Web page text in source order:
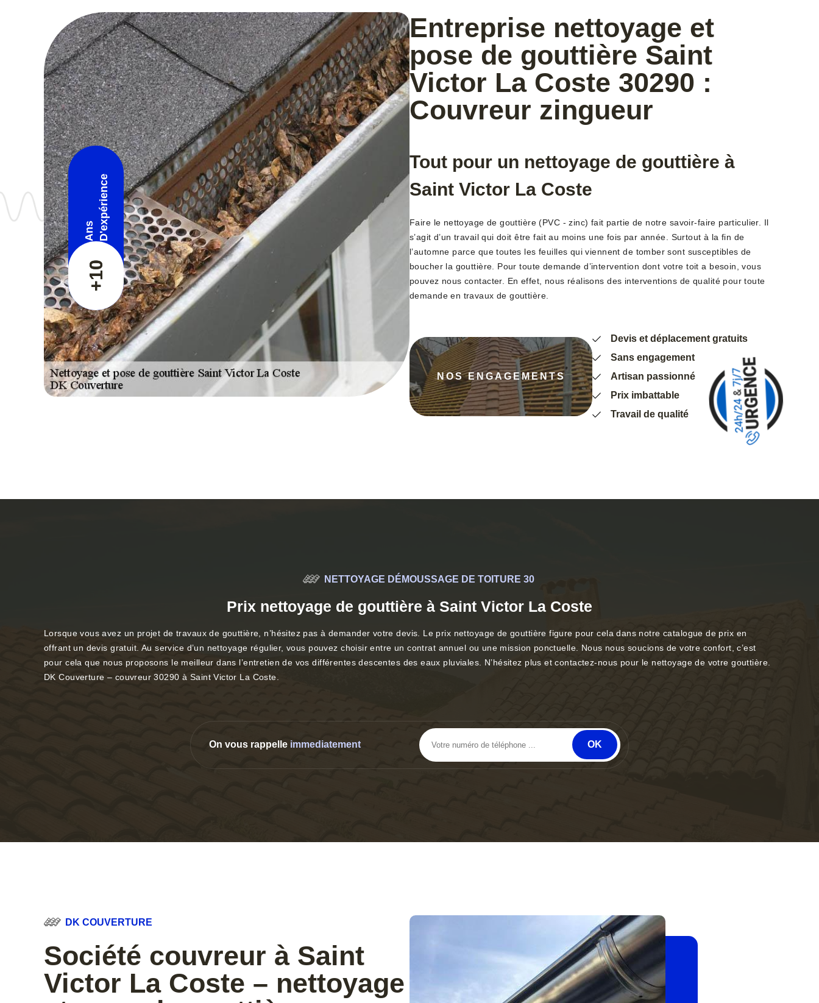
+10
Ans D'expérience
Entreprise nettoyage et
pose de gouttière Saint
Victor La Coste 30290 :
Couvreur zingueur
Tout pour un nettoyage de gouttière à
Saint Victor La Coste
Faire le nettoyage de gouttière (PVC - zinc) fait partie de notre savoir-faire particulier. Il
s’agit d’un travail qui doit être fait au moins une fois par année. Surtout à la fin de
l’automne parce que toutes les feuilles qui viennent de tomber sont susceptibles de
boucher la gouttière. Pour toute demande d’intervention dont votre toit a besoin, vous
pouvez nous contacter. En effet, nous réalisons des interventions de qualité pour toute
demande en travaux de gouttière.
NOS ENGAGEMENTS
Devis et déplacement gratuits
Sans engagement
Artisan passionné
Prix imbattable
Travail de qualité
NETTOYAGE DÉMOUSSAGE DE TOITURE 30
Prix nettoyage de gouttière à Saint Victor La Coste
Lorsque vous avez un projet de travaux de gouttière, n’hésitez pas à demander votre devis. Le prix nettoyage de gouttière figure pour cela dans notre catalogue de prix en
offrant un devis gratuit. Au service d’un nettoyage régulier, vous pouvez choisir entre un contrat annuel ou une mission ponctuelle. Nous nous soucions de votre confort, c’est
pour cela que nous proposons le meilleur dans l’entretien de vos différentes descentes des eaux pluviales. N’hésitez plus et contactez-nous pour le nettoyage de votre gouttière.
DK Couverture – couvreur 30290 à Saint Victor La Coste.
On vous rappelle immediatement
DK COUVERTURE
Société couvreur à Saint
Victor La Coste – nettoyage